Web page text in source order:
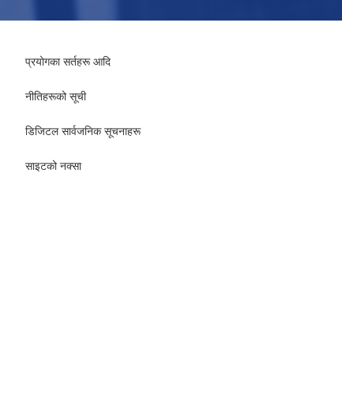
प्रयोगका सर्तहरू आदि
नीतिहरूको सूची
​​डिजिटल सार्वजनिक सूचनाहरू
साइटको नक्सा